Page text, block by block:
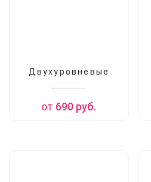
Двухуровневые
от 690 руб.